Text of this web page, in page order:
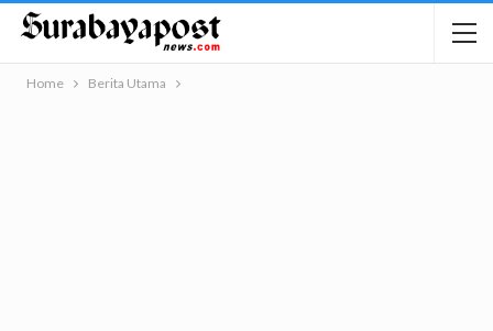
Home Berita Utama